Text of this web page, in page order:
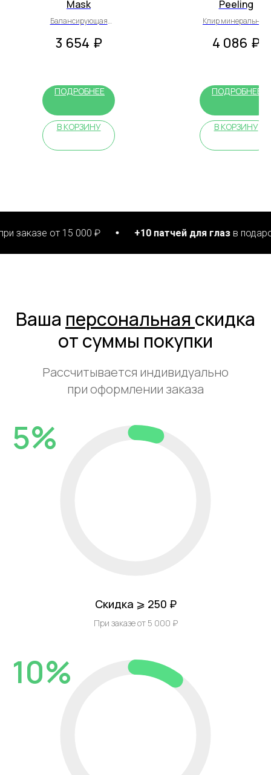
Mask
Балансирующая
3 654 ₽
ПОДРОБНЕЕ
В КОРЗИНУ
Peeling
Клир минеральный
4 086 ₽
ПОДРОБНЕЕ
В КОРЗИНУ
15 000 ₽ +10 патчей для глазв подарок при
Ваша персональная скидка
от суммы покупки
Рассчитывается индивидуально
при оформлении заказа
5%
Скидка ⩾ 250 ₽
При заказе от 5 000 ₽
10%